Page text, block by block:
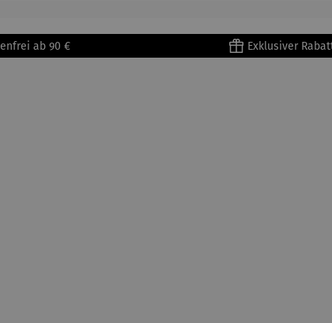
Metallges
ab 90 € Exklusiver